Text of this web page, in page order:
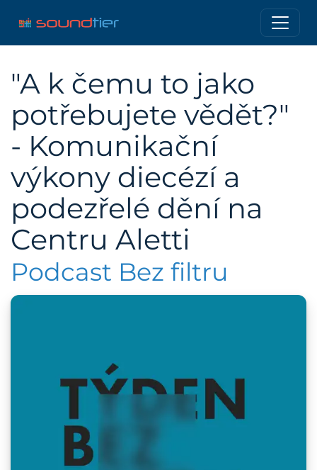
"A k čemu to jako
potřebujete vědět?"
- Komunikační
výkony diecézí a
podezřelé dění na
Centru Aletti
Podcast Bez filtru